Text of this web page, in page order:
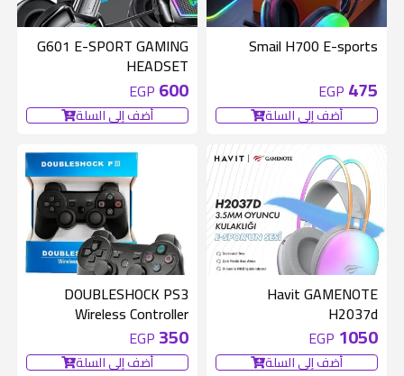
Smail H700 E-sports
475
EGP
أضف إلى السلة
G601 E-SPORT GAMING
HEADSET
600
EGP
أضف إلى السلة
Havit GAMENOTE
H2037d
1050
EGP
أضف إلى السلة
DOUBLESHOCK PS3
Wireless Controller
350
EGP
أضف إلى السلة